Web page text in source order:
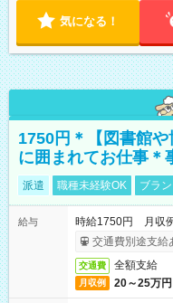
気になる！
1750円＊【図書館
に囲まれてお仕事＊
派遣 職種未経験OK ブラ
給与
時給1750円 月収
交通費別途支給
交通費 全額支給
月収例 20～25万円